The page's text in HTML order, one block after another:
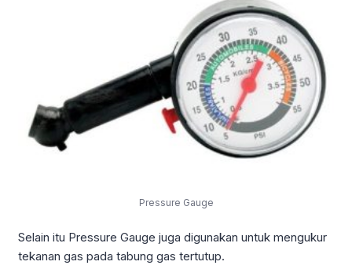
Pressure Gauge
Selain itu Pressure Gauge juga digunakan untuk mengukur
tekanan gas pada tabung gas tertutup.